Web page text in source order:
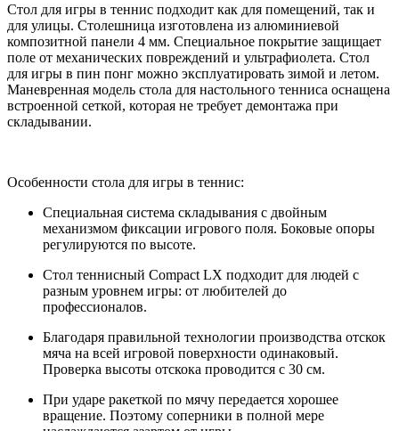
Стол для игры в теннис подходит как для помещений, так и
для улицы. Столешница изготовлена из алюминиевой
композитной панели 4 мм. Специальное покрытие защищает
поле от механических повреждений и ультрафиолета. Стол
для игры в пин понг можно эксплуатировать зимой и летом.
Маневренная модель стола для настольного тенниса оснащена
встроенной сеткой, которая не требует демонтажа при
складывании.
Особенности стола для игры в теннис:
Специальная система складывания с двойным
механизмом фиксации игрового поля. Боковые опоры
регулируются по высоте.
Стол теннисный Compact LX подходит для людей с
разным уровнем игры: от любителей до
профессионалов.
Благодаря правильной технологии производства отскок
мяча на всей игровой поверхности одинаковый.
Проверка высоты отскока проводится с 30 см.
При ударе ракеткой по мячу передается хорошее
вращение. Поэтому соперники в полной мере